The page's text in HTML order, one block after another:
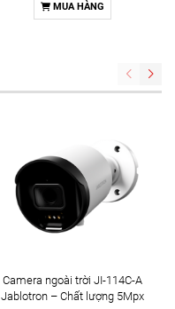
MUA HÀNG
Camera ngoài trời JI-114C-A
Jablotron – Chất lượng 5Mpx